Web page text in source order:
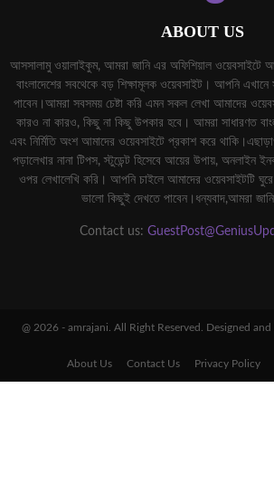
ABOUT US
আসসালামু ওয়ালাইকুম, আমরা জানি এর অফিশিয়াল ওয়েবসাইটে
বাংলাদেশের সবথেকে বড় শিক্ষামূলক ওয়েবসাইট। আপনি এখানে
পাবেন।আমরা সবসময় চেষ্টা করি এমন সকল লেখা আমাদের
কারও না কারও, কিছু না কিছু উপকার হবে। আমরা সাধারণত
এবং নির্মিতি অংশ আমাদের ওয়েবসাইটে প্রকাশ করে
পড়ালেখার নানা টিপস, স্টুডেন্ট হিসেবে আয়ের উপায়, অনলাইন
ওপর লেখালেখি করি। আপনি চাইলে আমাদের ওয়েবসাইটটি
ভালো কিছুই দেখতে পাবেন।ধন্যবাদ,আমরা
Contact us:
@ 2026 - amrajani. All Right Reserved. Designed
About Us Contact Us Privacy Policy